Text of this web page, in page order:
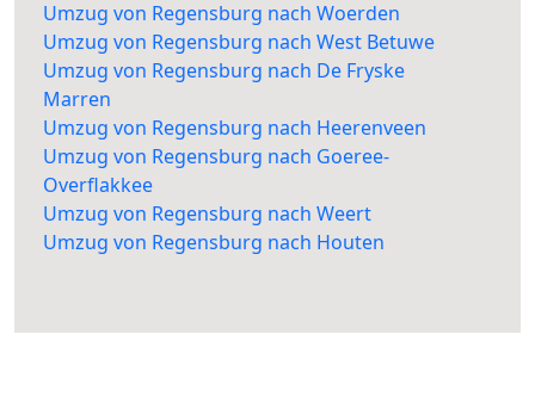
Umzug von Regensburg nach Woerden
Umzug von Regensburg nach West Betuwe
Umzug von Regensburg nach De Fryske
Marren
Umzug von Regensburg nach Heerenveen
Umzug von Regensburg nach Goeree-
Overflakkee
Umzug von Regensburg nach Weert
Umzug von Regensburg nach Houten